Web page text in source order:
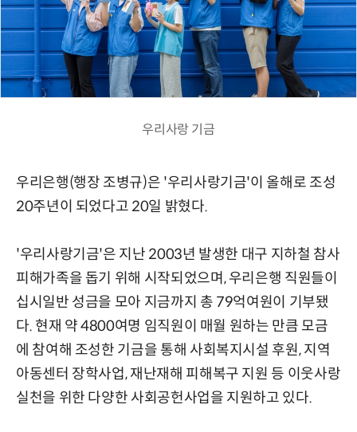
우리사랑 기금
우리은행(행장 조병규)은 '우리사랑기금'이 올해로 조성
20주년이 되었다고 20일 밝혔다.
'우리사랑기금'은 지난 2003년 발생한 대구 지하철 참사
피해가족을 돕기 위해 시작되었으며, 우리은행 직원들이
십시일반 성금을 모아 지금까지 총 79억여원이 기부됐
다. 현재 약 4800여명 임직원이 매월 원하는 만큼 모금
에 참여해 조성한 기금을 통해 사회복지시설 후원, 지역
아동센터 장학사업, 재난재해 피해복구 지원 등 이웃사랑
실천을 위한 다양한 사회공헌사업을 지원하고 있다.